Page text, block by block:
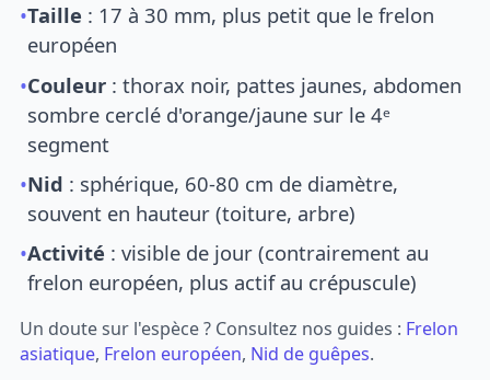
•Taille : 17 à 30 mm, plus petit que le frelon
européen
•Couleur : thorax noir, pattes jaunes, abdomen
sombre cerclé d'orange/jaune sur le 4ᵉ
segment
•Nid : sphérique, 60-80 cm de diamètre,
souvent en hauteur (toiture, arbre)
•Activité : visible de jour (contrairement au
frelon européen, plus actif au crépuscule)
Un doute sur l'espèce ? Consultez nos guides : Frelon
asiatique, Frelon européen, Nid de guêpes.